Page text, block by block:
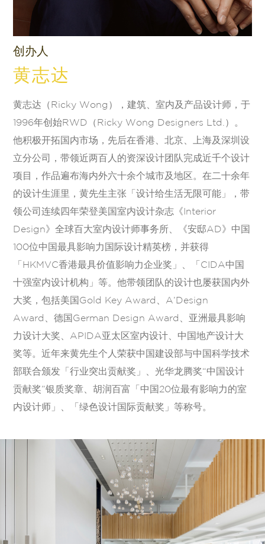
创办人
黄志达
黄志达（Ricky Wong），建筑、室内及产品设计师，于
1996年创始RWD（Ricky Wong Designers Ltd.）。
他积极开拓国内市场，先后在香港、北京、上海及深圳设
立分公司，带领近两百人的资深设计团队完成近千个设计
项目，作品遍布海内外六十余个城市及地区。在二十余年
的设计生涯里，黄先生主张「设计给生活无限可能」，带
领公司连续四年荣登美国室内设计杂志《Interior
Design》全球百大室内设计师事务所、《安邸AD》中国
100位中国最具影响力国际设计精英榜，并获得
「HKMVC香港最具价值影响力企业奖」、「CIDA中国
十强室内设计机构」等。他带领团队的设计也屡获国内外
大奖，包括美国Gold Key Award、A’Design
Award、德国German Design Award、亚洲最具影响
力设计大奖、APIDA亚太区室内设计、中国地产设计大
奖等。近年来黄先生个人荣获中国建设部与中国科学技术
部联合颁发「行业突出贡献奖」、光华龙腾奖“中国设计
贡献奖”银质奖章、胡润百富「中国20位最有影响力的室
内设计师」、「绿色设计国际贡献奖」等称号。